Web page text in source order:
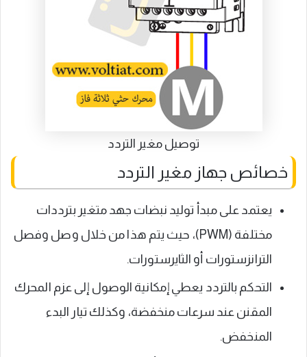
توصيل مغير التردد
خصائص جهاز مغير التردد
يعتمد على مبدأ توليد نبضات جهد متغير بترددات
مختلفة (PWM)، حيث يتم هذا من خلال وصل وفصل
الترانزستورات أو الثايرستورات.
التحكم بالتردد يعطي إمكانية الوصول إلى عزم المحرك
المقنن عند سرعات منخفضة، وكذلك تيار البدء
المنخفض.